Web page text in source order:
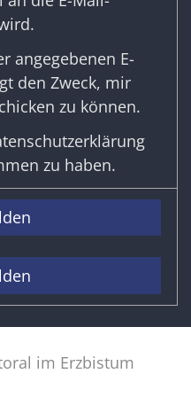
angegebenen E-
den Zweck, mir
zu können.
zu haben.
im Erzbistum